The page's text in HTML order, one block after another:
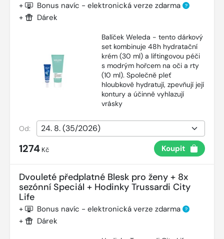
+ Bonus navíc - elektronická verze zdarma ?
+ Dárek
Balíček Weleda - tento dárkový
set kombinuje 48h hydratační
krém (30 ml) a liftingovou péči
s modrým hořcem na oči a rty
(10 ml). Společně pleť
hloubkově hydratují, zpevňují její
kontury a účinně vyhlazují
vrásky
Od:
1274 Kč Koupit
Dvouleté předplatné Blesk pro ženy + 8x
sezónní Speciál + Hodinky Trussardi City
Life
+ Bonus navíc - elektronická verze zdarma ?
+ Dárek